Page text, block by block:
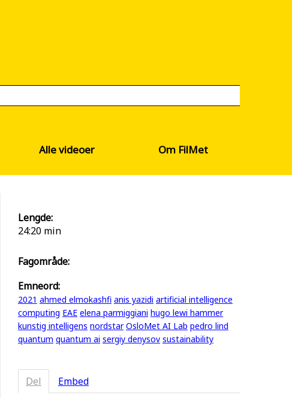
Alle videoer Om FilMet
Lengde:
24:20 min
Fagområde:
Emneord:
2021 ahmed elmokashfi anis yazidi artificial intelligence
computing EAE elena parmiggiani hugo lewi hammer
kunstig intelligens nordstar OsloMet AI Lab pedro lind
quantum quantum ai sergiy denysov sustainability
Del Embed